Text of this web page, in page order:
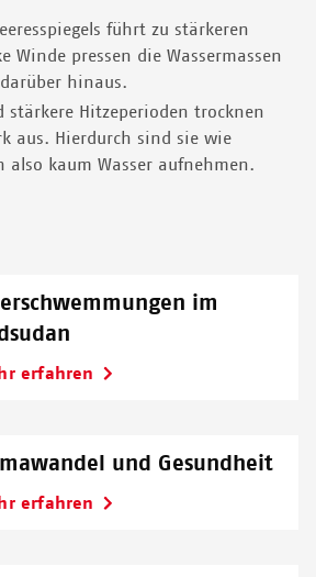
führt zu stärkeren
Winde pressen die Wassermassen
hinaus.
stärkere Hitzeperioden trocknen
aus. Hierdurch sind sie wie
also kaum Wasser aufnehmen.
im
erfahren
und Gesundheit
erfahren